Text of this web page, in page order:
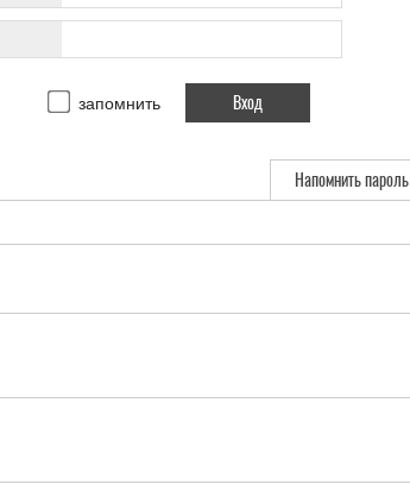
запомнить
Напомнить пароль